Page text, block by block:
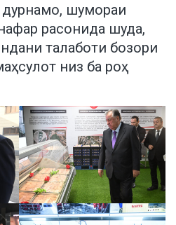
шумораи
расонида шуда,
талаботи бозори
низ ба роҳ